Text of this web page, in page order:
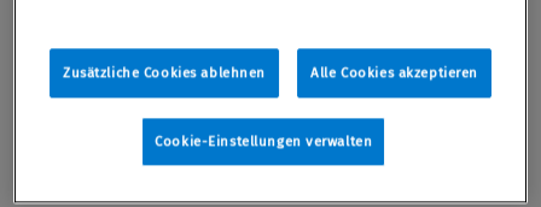
Korruptionsstrafrecht im Gesundheitswesen
Die Korruptionsdelikte des Strafgesetzbuches
(§§ 299 ff., 331 ff. StGB)
Zusätzliche Cookies ablehnen Alle Cookies akzeptieren
Cookie-Einstellungen verwalten